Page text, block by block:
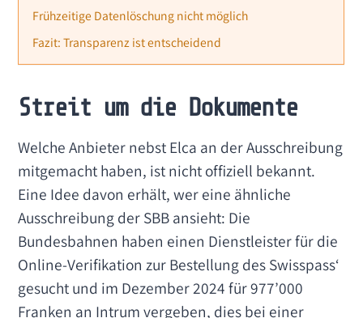
Frühzeitige Datenlöschung nicht möglich
Fazit: Transparenz ist entscheidend
Streit um die Dokumente
Welche Anbieter nebst Elca an der Ausschreibung
mitgemacht haben, ist nicht offiziell bekannt.
Eine Idee davon erhält, wer eine ähnliche
Ausschreibung der SBB ansieht: Die
Bundesbahnen haben einen Dienstleister für die
Online-Verifikation zur Bestellung des Swisspass‘
gesucht und im Dezember 2024 für 977’000
Franken an Intrum vergeben, dies bei einer